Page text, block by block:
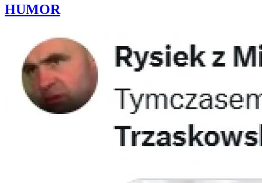
HUMOR